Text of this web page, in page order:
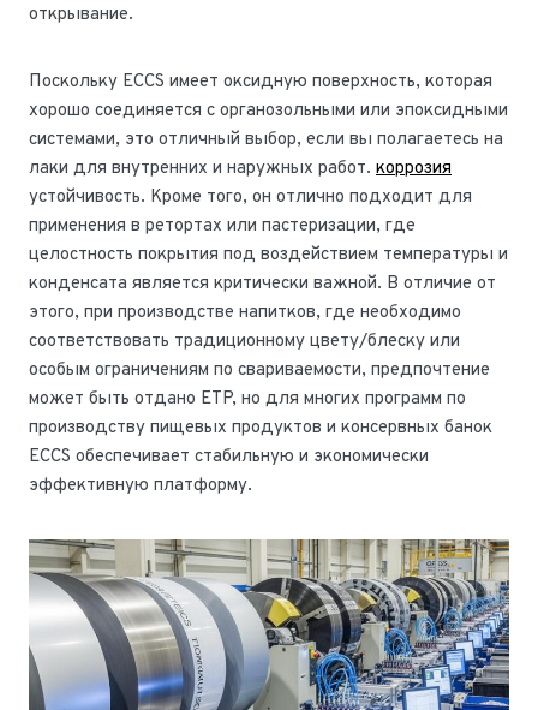
открывание.
Поскольку ECCS имеет оксидную поверхность, которая
хорошо соединяется с органозольными или эпоксидными
системами, это отличный выбор, если вы полагаетесь на
лаки для внутренних и наружных работ. коррозия
устойчивость. Кроме того, он отлично подходит для
применения в ретортах или пастеризации, где
целостность покрытия под воздействием температуры и
конденсата является критически важной. В отличие от
этого, при производстве напитков, где необходимо
соответствовать традиционному цвету/блеску или
особым ограничениям по свариваемости, предпочтение
может быть отдано ETP, но для многих программ по
производству пищевых продуктов и консервных банок
ECCS обеспечивает стабильную и экономически
эффективную платформу.